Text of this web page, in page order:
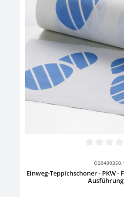
O20400350.1
Einweg-Teppichschoner - PKW -